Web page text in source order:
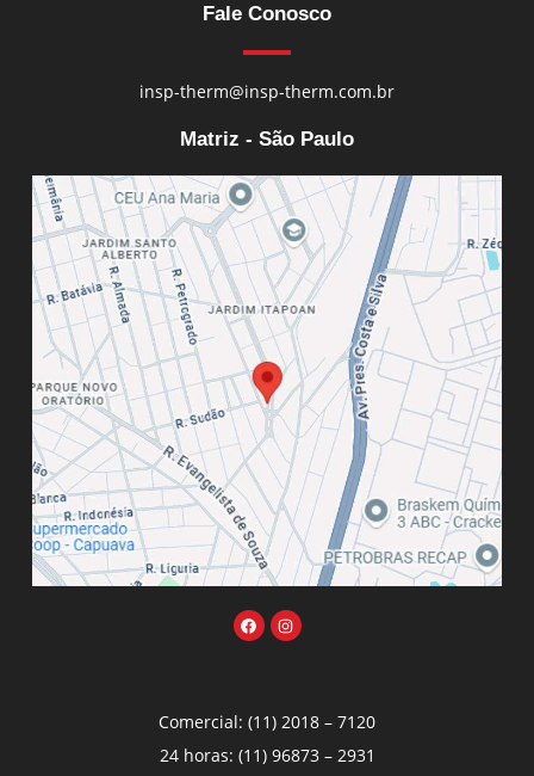
Fale Conosco
insp-therm@insp-therm.com.br
Matriz - São Paulo
Comercial: (11) 2018 – 7120
24 horas: (11) 96873 – 2931